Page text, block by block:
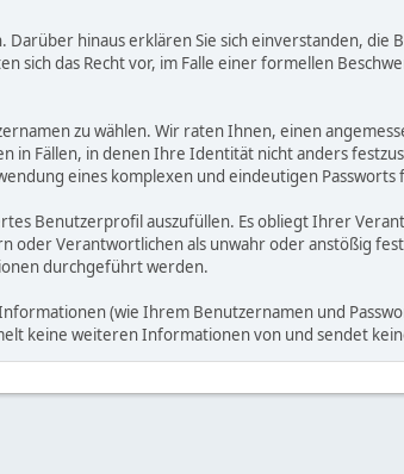
hinaus erklären Sie sich einverstanden, die
sich das Recht vor, im Falle einer formellen
zu wählen. Wir raten Ihnen, einen
Fällen, in denen Ihre Identität nicht anders
eines komplexen und eindeutigen
Benutzerprofil auszufüllen. Es obliegt Ihrer
oder Verantwortlichen als unwahr oder anstößig
durchgeführt werden.
(wie Ihrem Benutzernamen und
keine weiteren Informationen von und sendet